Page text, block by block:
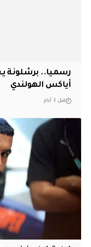
رسميا.. برشلونة
أياكس الهولندي
قبل 3 أيام